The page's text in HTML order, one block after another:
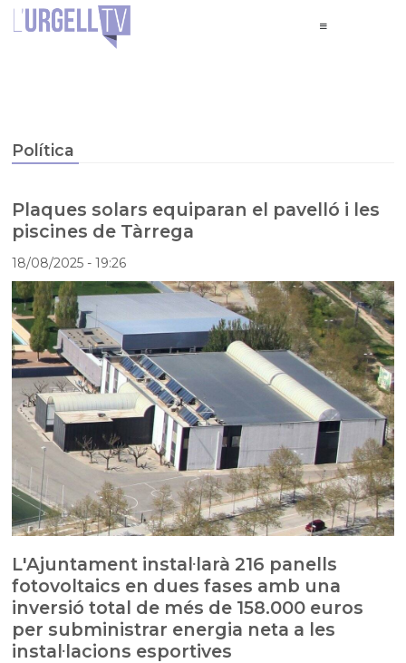
Política
Plaques solars equiparan el pavelló i les
piscines de Tàrrega
18/08/2025- 19:26
L'Ajuntament instal·larà 216 panells
fotovoltaics en dues fases amb una
inversió total de més de 158.000 euros
per subministrar energia neta a les
instal·lacions esportives